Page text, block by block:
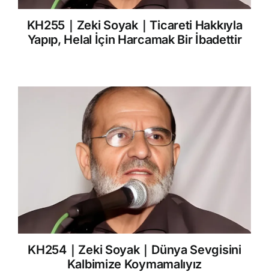
KH255｜Zeki Soyak｜Ticareti Hakkıyla
Yapıp, Helal İçin Harcamak Bir İbadettir
KH254｜Zeki Soyak｜Dünya Sevgisini
Kalbimize Koymamalıyız